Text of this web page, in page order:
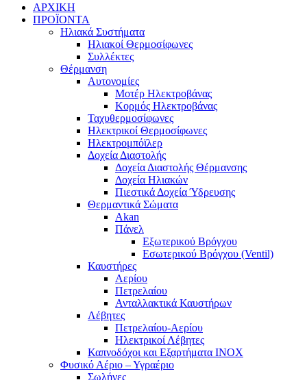
ΑΡΧΙΚΗ
ΠΡΟΪΟΝΤΑ
Ηλιακά Συστήματα
Ηλιακοί Θερμοσίφωνες
Συλλέκτες
Θέρμανση
Αυτονομίες
Μοτέρ Ηλεκτροβάνας
Κορμός Ηλεκτροβάνας
Ταχυθερμοσίφωνες
Ηλεκτρικοί Θερμοσίφωνες
Ηλεκτρομπόϊλερ
Δοχεία Διαστολής
Δοχεία Διαστολής Θέρμανσης
Δοχεία Ηλιακών
Πιεστικά Δοχεία Ύδρευσης
Θερμαντικά Σώματα
Akan
Πάνελ
Εξωτερικού Βρόγχου
Εσωτερικού Βρόγχου (Ventil)
Καυστήρες
Αερίου
Πετρελαίου
Ανταλλακτικά Καυστήρων
Λέβητες
Πετρελαίου-Αερίου
Ηλεκτρικοί Λέβητες
Καπνοδόχοι και Εξαρτήματα ΙΝΟΧ
Φυσικό Αέριο – Υγραέριο
Σωλήνες